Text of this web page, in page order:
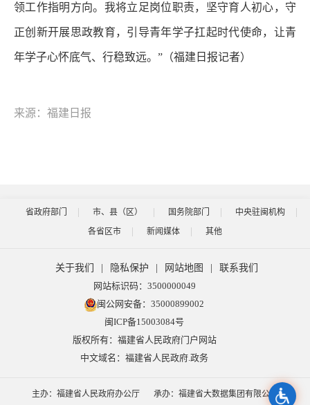
领工作指明方向。我将立足岗位职责，坚守育人初心，守
正创新开展思政教育，引导青年学子扛起时代使命，让青
年学子心怀底气、行稳致远。”（福建日报记者）
来源：福建日报
省政府部门 市、县（区） 国务院部门
中央驻闽机构
各省区市
新闻媒体 其他
关于我们 隐私保护 网站地图
联系我们
网站标识码：3500000049
闽公网安备：35000899002
闽ICP备15003084号
版权所有：福建省人民政府门户网站
中文域名：福建省人民政府.政务
主办：福建省人民政府办公厅 承办：福建省大数据集团有限公司